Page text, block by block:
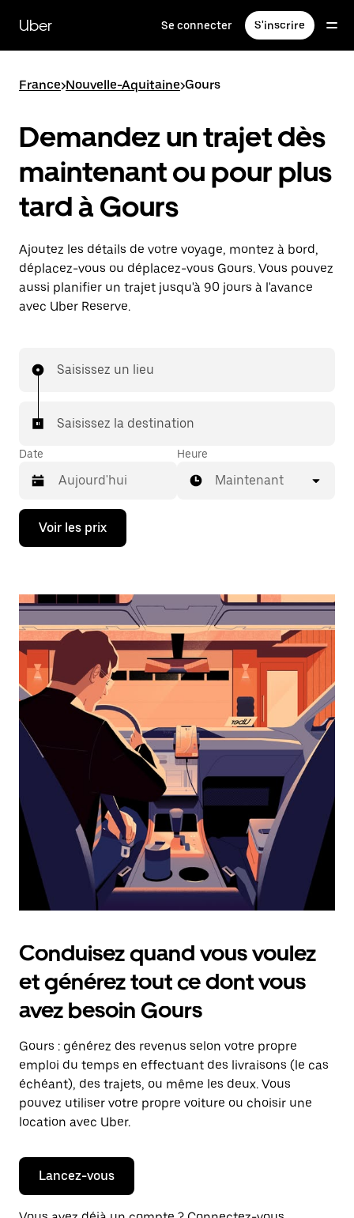
contenu
principal
Uber Se connecter S'inscrire
France>Nouvelle-Aquitaine>Gours
Demandez un trajet dès
maintenant ou pour plus
tard à Gours
Ajoutez les détails de votre voyage, montez à bord,
déplacez-vous ou déplacez-vous Gours. Vous pouvez
aussi planifier un trajet jusqu'à 90 jours à l'avance
avec Uber Reserve.
Saisissez un lieu
Saisissez la destination
Date
Appuyez
la
bas
ouvrir
le
calendrier
sélectionner
une
date.
Appuyez
sur
touche
pour
fermer
le
calendrier.
Heure
Maintenant
Voir les prix
Conduisez quand vous voulez
et générez tout ce dont vous
avez besoin Gours
Gours : générez des revenus selon votre propre
emploi du temps en effectuant des livraisons (le cas
échéant), des trajets, ou même les deux. Vous
pouvez utiliser votre propre voiture ou choisir une
location avec Uber.
Lancez-vous